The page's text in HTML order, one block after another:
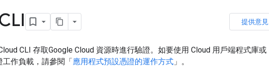
提供意見
CLI 存取Google Cloud 資源時進行驗證。如要使用 Cloud 用戶端程式庫或
作負載，請參閱「應用程式預設憑證的運作方式 」。